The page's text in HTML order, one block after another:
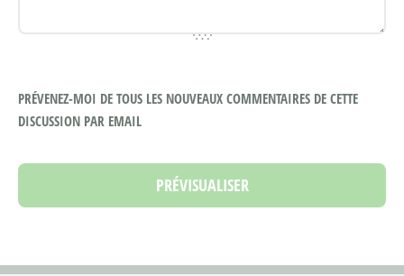
PRÉVENEZ-MOI DE TOUS LES NOUVEAUX COMMENTAIRES DE CETTE
DISCUSSION PAR EMAIL